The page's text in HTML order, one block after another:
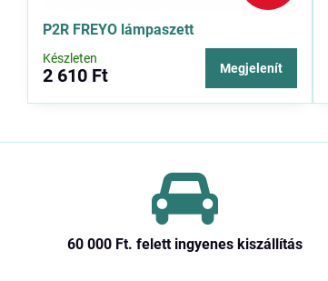
P2R FREYO lámpaszett
Készleten
2 610 Ft Megjelenít
60 000 Ft​. felett ingyenes kiszállítás